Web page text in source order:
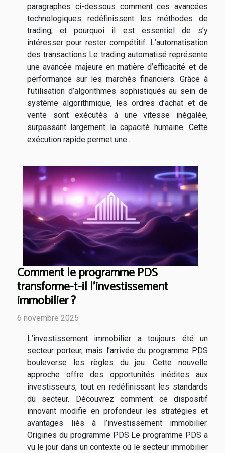
paragraphes ci-dessous comment ces avancées
technologiques redéfinissent les méthodes de
trading, et pourquoi il est essentiel de s’y
intéresser pour rester compétitif. L’automatisation
des transactions Le trading automatisé représente
une avancée majeure en matière d’efficacité et de
performance sur les marchés financiers. Grâce à
l’utilisation d’algorithmes sophistiqués au sein de
système algorithmique, les ordres d’achat et de
vente sont exécutés à une vitesse inégalée,
surpassant largement la capacité humaine. Cette
exécution rapide permet une...
Comment le programme PDS
transforme-t-il l'investissement
immobilier ?
6 novembre 2025
L’investissement immobilier a toujours été un
secteur porteur, mais l’arrivée du programme PDS
bouleverse les règles du jeu. Cette nouvelle
approche offre des opportunités inédites aux
investisseurs, tout en redéfinissant les standards
du secteur. Découvrez comment ce dispositif
innovant modifie en profondeur les stratégies et
avantages liés à l’investissement immobilier.
Origines du programme PDS Le programme PDS a
vu le jour dans un contexte où le secteur immobilier